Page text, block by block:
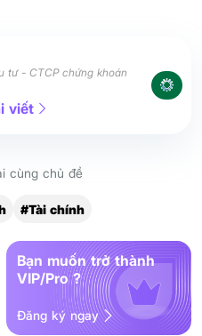
tư - CTCP chứng khoán
viết
cùng chủ đề
#Tài chính
Bạn muốn trở thành
VIP/Pro ?
Đăng ký ngay